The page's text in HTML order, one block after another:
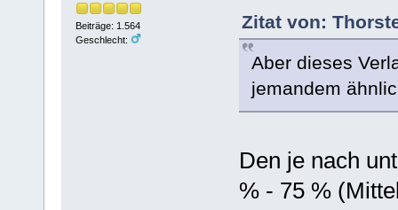
Beiträge: 1.564
Geschlecht:
Zitat von:
Aber dieses
jemandem
Den je nach
% - 75 %